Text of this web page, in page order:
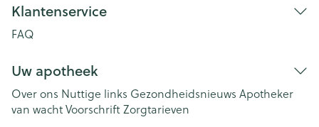
Klantenservice
FAQ
Uw apotheek
Over ons Nuttige links Gezondheidsnieuws Apotheker
van wachtVoorschriftZorgtarieven